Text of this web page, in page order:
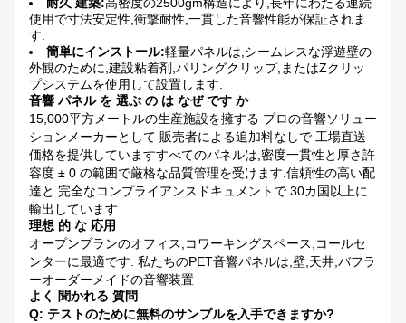
耐久 建築:高密度の2500gm構造により,長年にわたる連続
使用で寸法安定性,衝撃耐性,一貫した音響性能が保証されま
す.
簡単にインストール:軽量パネルは,シームレスな浮遊壁の
外観のために,建設粘着剤,パリングクリップ,またはZクリッ
プシステムを使用して設置します.
音響 パネル を 選ぶ の は なぜ です か
15,000平方メートルの生産施設を擁する プロの音響ソリュー
ションメーカーとして 販売者による追加料なしで 工場直送
価格を提供していますすべてのパネルは,密度一貫性と厚さ許
容度 ± 0 の範囲で厳格な品質管理を受けます.信頼性の高い配
達と 完全なコンプライアンスドキュメントで 30カ国以上に
輸出しています
理想 的 な 応用
オープンプランのオフィス,コワーキングスペース,コールセ
ンターに最適です. 私たちのPET音響パネルは,壁,天井,バフラ
ーオーダーメイドの音響装置
よく 聞かれる 質問
Q: テストのために無料のサンプルを入手できますか?